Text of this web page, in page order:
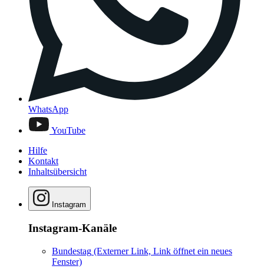
WhatsApp
YouTube
Hilfe
Kontakt
Inhaltsübersicht
Instagram
Instagram-Kanäle
Bundestag (Externer Link, Link öffnet ein neues
Fenster)